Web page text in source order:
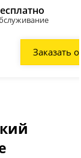
Заказать